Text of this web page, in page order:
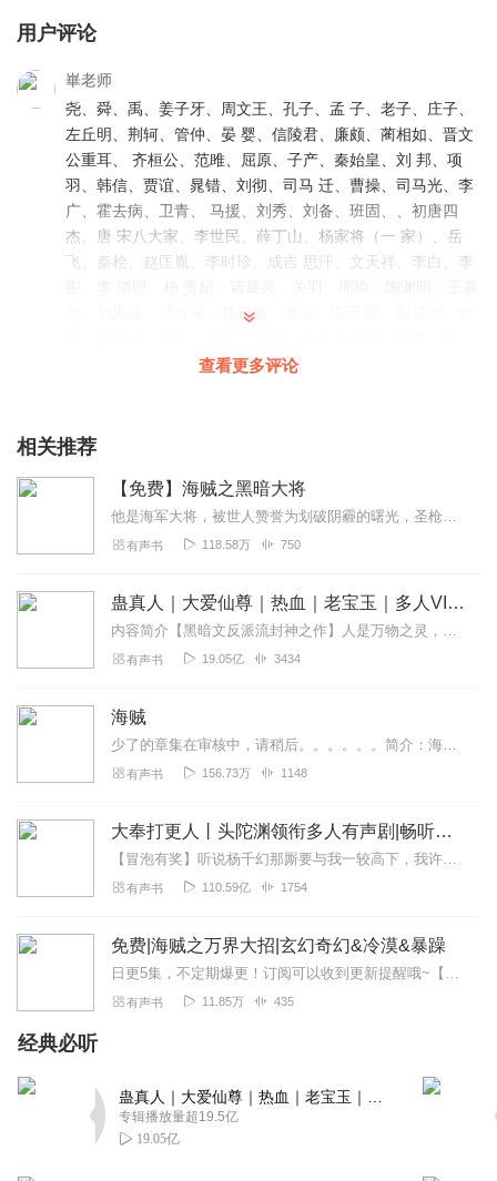
用户评论
崋老师
尧、舜、禹、姜子牙、周文王、孔子、孟 子、老子、庄子、
左丘明、荆轲、管仲、晏 婴、信陵君、廉颇、蔺相如、晋文
公重耳、 齐桓公、范雎、屈原、子产、秦始皇、刘 邦、项
羽、韩信、贾谊、晁错、刘彻、司马 迁、曹操、司马光、李
广、霍去病、卫青、 马援、刘秀、刘备、班固、、初唐四
杰、唐 宋八大家、李世民、薛丁山、杨家将（一 家）、岳
飞、秦桧、赵匡胤、李时珍、成吉 思汗、文天祥、李白、李
之、刘禹锡、范仲淹、郑板桥、海瑞、朱元 璋、郑成功、崇
广、孟尝君、 毛遂、张良、萧何、樊哙、英布等111人觉得
低吟a浅唱
阿辉_ih
故事情节连惯，就是有点太短了！
AD诸葛不亮
大胆刁民竟敢诬陷本官
吹胡子瞪眼
听友338565893
小说主线剧情有些别扭！称霸没骨气，舔狗又很热血。内战
无英雄，热捧岳飞在现在的中国，你把现在的蒙古族、满
族、维吾尔族至于何地？还有在宋代年轻的姑娘不叫小姐，
查看更多评论
相关推荐
【免费】海贼之黑暗大将
他是海军大将，被世人赞誉为划破阴霾的曙光，圣枪朗基努斯。他是地下王者，被世人恐惧为终结时代的黑暗，魔剑阿波菲斯。游走于光明与黑暗之中，编织着血与火的战歌。当他蓦...
有声书 118.58万 750
蛊真人｜大爱仙尊｜热血｜老宝玉｜多人VIP免费有声剧
内容简介【黑暗文反派流封神之作】人是万物之灵，蛊是天地真精。一个穿越者不断重生的故事。一个养蛊、炼蛊、用蛊的奇特世界。配音组（男角色）老宝玉旁白...
有声书 19.05亿 3434
海贼
少了的章集在审核中，请稍后。。。。。。简介：海贼世界，强者纵横。四皇武海雄霸一方，海军大将独领风骚。某日当携带无限觉醒系统的楚易穿越海贼世界，眼...
有声书 156.73万 1148
大奉打更人丨头陀渊领衔多人有声剧|畅听全集|王鹤棣、田曦薇主演影视剧原著|卖报小郎君
【冒泡有奖】听说杨千幻那厮要与我一较高下，我许七安要开始装叉了！快进入声音播放页戳下方输入框，冒个泡偷偷告诉我，我要用哪些诗词才能胜过他？说得好的，有赏！202...
有声书 110.59亿 1754
免费|海贼之万界大招|玄幻奇幻&冷漠&暴躁
日更5集，不定期爆更！订阅可以收到更新提醒哦~【内容简介】在异界海贼的波澜壮阔中，平凡少年罗真一梦醒来，发现自己手握神秘系统，能抽尽天地奇招。新手礼的惊雷，...
有声书 11.85万 435
经典必听
专辑播放量超19.5亿
19.05亿